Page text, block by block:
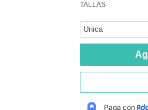
TALLAS
Unica